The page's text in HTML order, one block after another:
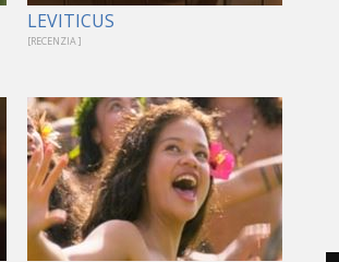
LEVITICUS
[RECENZIA ]